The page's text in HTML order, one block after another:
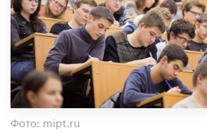
Фото: mipt.ru